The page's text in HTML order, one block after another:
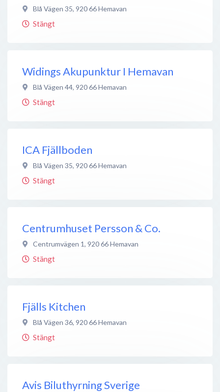
Blå Vägen 35, 920 66Hemavan
Stängt
Widings Akupunktur I Hemavan
Blå Vägen 44, 920 66Hemavan
Stängt
ICA Fjällboden
Blå Vägen 35, 920 66Hemavan
Stängt
Centrumhuset Persson & Co.
Centrumvägen 1, 920 66Hemavan
Stängt
Fjälls Kitchen
Blå Vägen 36, 920 66Hemavan
Stängt
Avis Biluthyrning Sverige